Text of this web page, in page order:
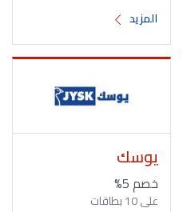
المزيد
يوسك
خصم 5%
على 10 بطاقات